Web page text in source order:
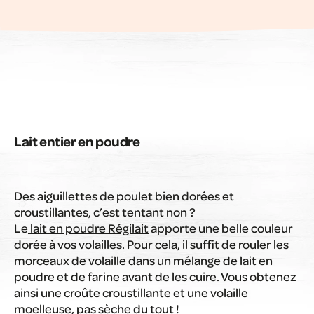
Lait entier en poudre
Des aiguillettes de poulet bien dorées et
croustillantes, c’est tentant non ?
Lelait en poudre Régilaitapporte une belle couleur
dorée à vos volailles. Pour cela, il suffit de rouler les
morceaux de volaille dans un mélange de lait en
poudre et de farine avant de les cuire. Vous obtenez
ainsi une croûte croustillante et une volaille
moelleuse, pas sèche du tout !